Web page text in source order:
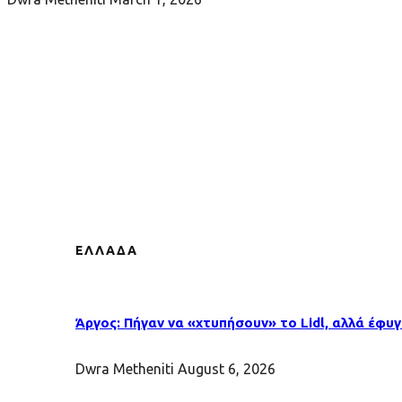
ΕΛΛΑΔΑ
Άργος: Πήγαν να «χτυπήσουν» το Lidl, αλλά
Dwra Metheniti August 6, 2026